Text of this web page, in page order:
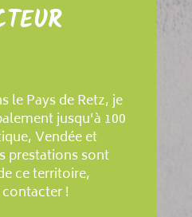
le Pays de Retz, je
jusqu'à 100
Vendée et
prestations sont
ce territoire,
contacter !